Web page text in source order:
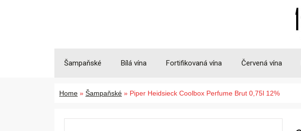
Šampaňské Bílá vína Fortifikovaná vína Červená vína
Home » Šampaňské » Piper Heidsieck Coolbox Perfume Brut 0,75l 12%